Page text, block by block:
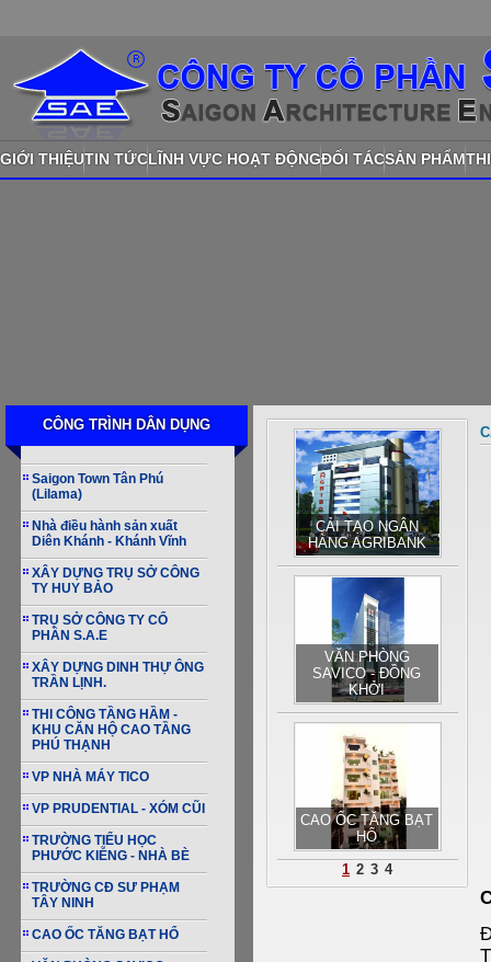
GIỚI THIỆUTIN TỨCLĨNH VỰC HOẠT ĐỘNGĐỐI TÁCSẢN PHẨM
CÔNG TRÌNH DÂN DỤNG
Saigon Town Tân Phú
(Lilama)
Nhà điều hành sản xuất
Diên Khánh - Khánh Vĩnh
XÂY DỰNG TRỤ SỞ CÔNG
TY HUY BẢO
TRỤ SỞ CÔNG TY CỔ
PHẦN S.A.E
XÂY DỰNG DINH THỰ ÔNG
TRẦN LỊNH.
THI CÔNG TẦNG HẦM -
KHU CĂN HỘ CAO TẦNG
PHÚ THẠNH
VP NHÀ MÁY TICO
VP PRUDENTIAL - XÓM CŨI
TRƯỜNG TIỂU HỌC
PHƯỚC KIỄNG - NHÀ BÈ
TRƯỜNG CĐ SƯ PHẠM
TÂY NINH
CAO ỐC TĂNG BẠT HỔ
CẢI TẠO NGÂN
HÀNG AGRIBANK
VĂN PHÒNG
SAVICO - ĐỒNG
KHỞI
CAO ỐC TĂNG BẠT
HỔ
1 2 3 4